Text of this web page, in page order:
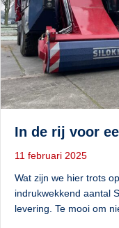
In de rij voor
11 februari 2025
Wat zijn we hier trots
indrukwekkend aantal
levering. Te mooi om